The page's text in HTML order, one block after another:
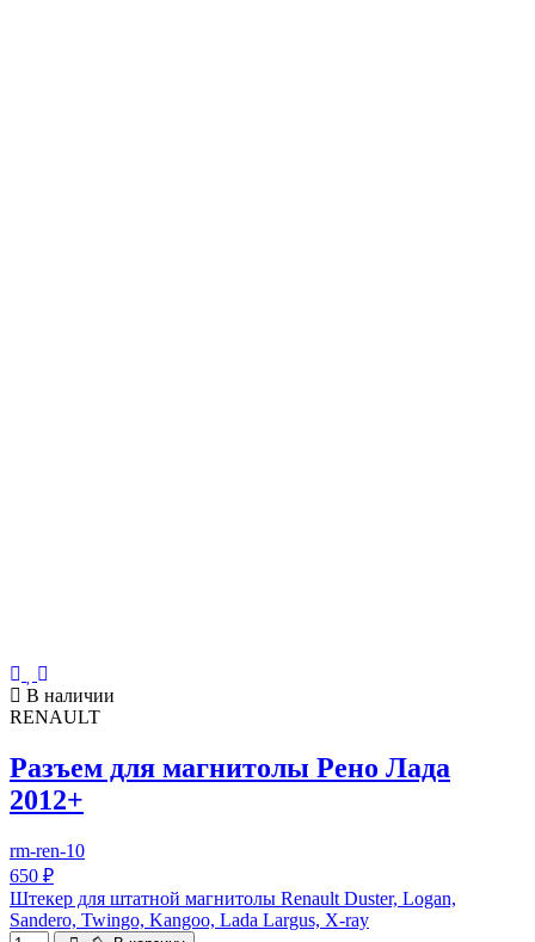
В наличии
RENAULT
Разъем для магнитолы Рено Лада
2012+
rm-ren-10
650 ₽
Штекер для штатной магнитолы Renault Duster, Logan,
Sandero, Twingo, Kangoo, Lada Largus, X-ray